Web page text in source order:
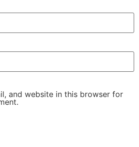
and website in this browser for